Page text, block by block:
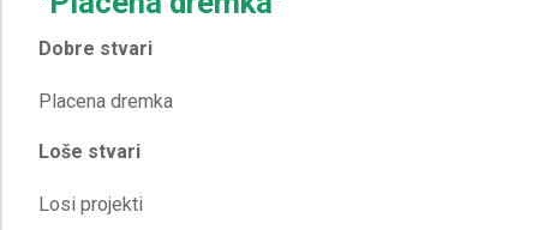
Dobre stvari
Loše stvari